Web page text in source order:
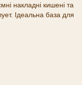
накладні кишені та
Ідеальна база для